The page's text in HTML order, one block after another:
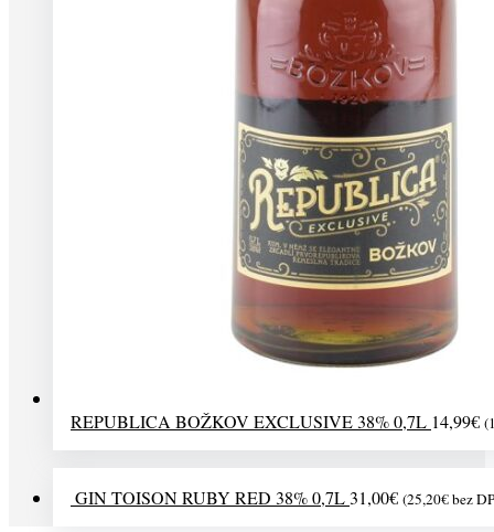
REPUBLICA BOŽKOV EXCLUSIVE 38% 0,7L 14,99€ (
GIN TOISON RUBY RED 38% 0,7L31,00€ (25,20€bez